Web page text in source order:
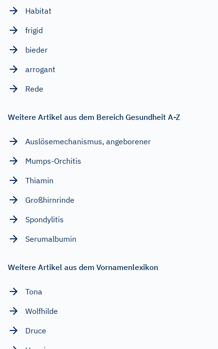
Habitat
frigid
bieder
arrogant
Rede
Weitere Artikel aus dem Bereich Gesundheit A-Z
Auslösemechanismus, angeborener
Mumps-Orchitis
Thiamin
Großhirnrinde
Spondylitis
Serumalbumin
Weitere Artikel aus dem Vornamenlexikon
Tona
Wolfhilde
Druce